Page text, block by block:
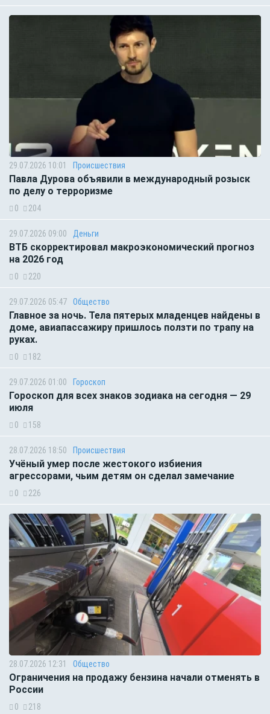
29.07.2026 10:01 Происшествия
Павла Дурова объявили в международный розыск
по делу о терроризме
0 204
29.07.2026 09:00 Деньги
ВТБ скорректировал макроэкономический прогноз
на 2026 год
0 220
29.07.2026 05:47 Общество
Главное за ночь. Тела пятерых младенцев найдены в
доме, авиапассажиру пришлось ползти по трапу на
руках.
0 182
29.07.2026 01:00 Гороскоп
Гороскоп для всех знаков зодиака на сегодня — 29
июля
0 158
28.07.2026 18:50 Происшествия
Учёный умер после жестокого избиения
агрессорами, чьим детям он сделал замечание
0 226
28.07.2026 12:31 Общество
Ограничения на продажу бензина начали отменять в
России
0 218